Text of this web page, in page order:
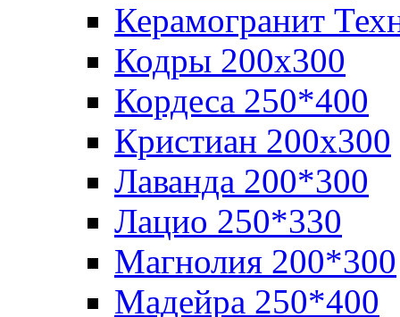
Керамогранит
Кодры 200х300
Кордеса 250*400
Кристиан 200х300
Лаванда 200*300
Лацио 250*330
Магнолия 200*300
Мадейра 250*400